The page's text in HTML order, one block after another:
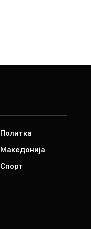
Политка
Македонија
Спорт